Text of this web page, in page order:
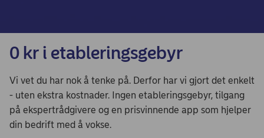
0 kr i etableringsgebyr
Vi vet du har nok å tenke på. Derfor har vi gjort det enkelt
- uten ekstra kostnader. Ingen etableringsgebyr, tilgang
på ekspertrådgivere og en prisvinnende app som hjelper
din bedrift med å vokse.